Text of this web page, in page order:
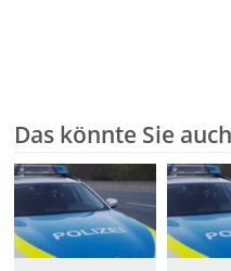
Das könnte Sie